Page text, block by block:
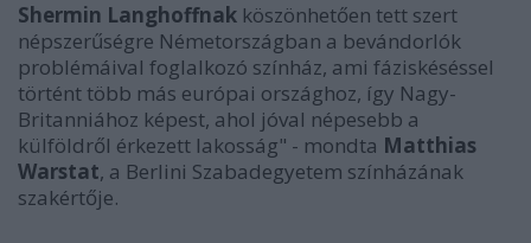
Shermin Langhoffnak köszönhetően tett szert
népszerűségre Németországban a bevándorlók
problémáival foglalkozó színház, ami fáziskéséssel
történt több más európai országhoz, így Nagy-
Britanniához képest, ahol jóval népesebb a
külföldről érkezett lakosság" - mondta Matthias
Warstat, a Berlini Szabadegyetem színházának
szakértője.